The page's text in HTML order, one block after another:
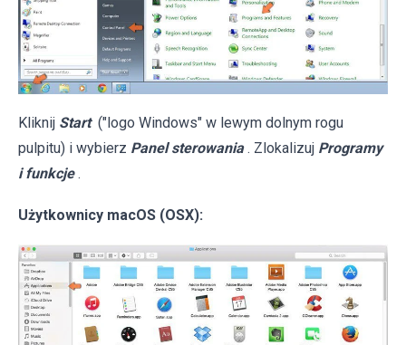
Kliknij Start ("logo Windows" w lewym dolnym rogu
pulpitu) i wybierz Panel sterowania . Zlokalizuj Programy
i funkcje .
Użytkownicy macOS (OSX):